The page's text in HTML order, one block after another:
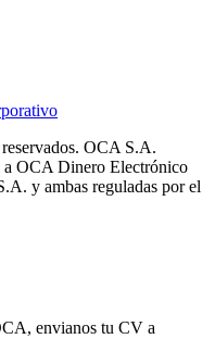
OCA S.A.
a OCA Dinero Electrónico
y ambas reguladas por el
envianos tu CV a